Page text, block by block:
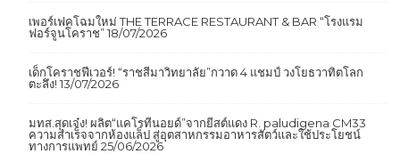
เพอร์เฟคโฉมใหม่ THE TERRACE RESTAURANT & BAR “โรงแรม
ฟอร์จูนโคราช” 18/07/2026
เด็กโคราชฟีเวอร์! “ราชสีมาวิทยาลัย”กวาด 4 แชมป์ วงโยธวาทิตโลก
ตะลึง! 13/07/2026
มทส.สุดเจ๋ง! ผลิต“แคโรทีนอยด์”จากยีสต์แดง R. paludigena CM33
ความสำเร็จจากห้องแล็ป สู่อุตสาหกรรมอาหารสัตว์และใช้ประโยชน์
ทางการแพทย์ 25/06/2026